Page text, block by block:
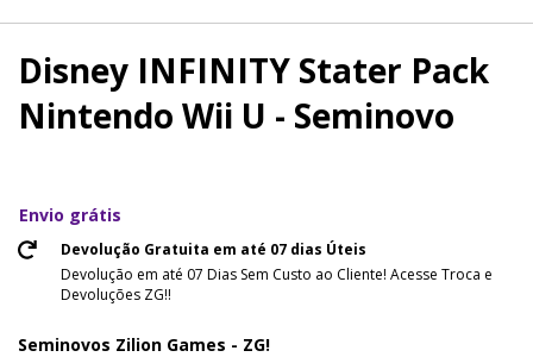
Disney INFINITY Stater Pack
Nintendo Wii U - Seminovo
Envio grátis
Devolução Gratuita em até 07 dias Úteis
Devolução em até 07 Dias Sem Custo ao Cliente! Acesse Troca e
Devoluções ZG!!
Seminovos Zilion Games - ZG!